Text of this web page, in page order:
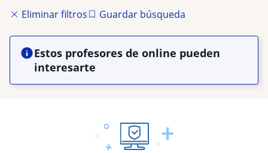
Eliminar filtros
Guardar búsqueda
Estos profesores de online pueden
interesarte